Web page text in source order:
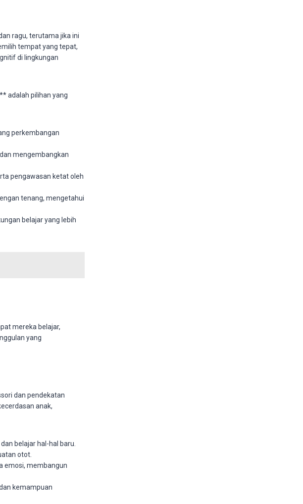
ragu, terutama jika ini
tempat yang tepat,
di lingkungan
adalah pilihan yang
perkembangan
mengembangkan
pengawasan ketat oleh
tenang, mengetahui
belajar yang lebih
mereka belajar,
yang
dan pendekatan
anak,
belajar hal-hal baru.
otot.
emosi, membangun
kemampuan